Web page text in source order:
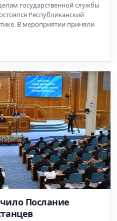
государственной службы
Республиканский
В мероприятии приняли
Послание